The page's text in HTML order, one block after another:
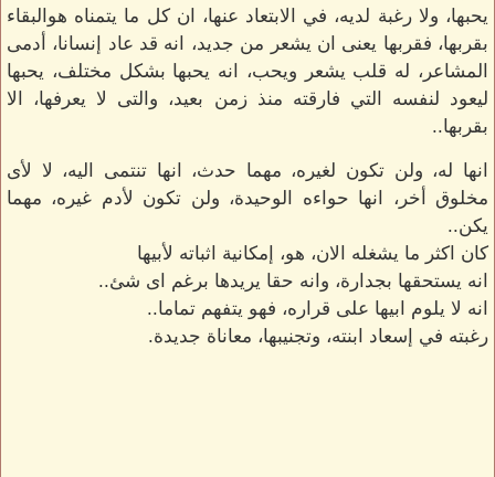
يحبها، ولا رغبة لديه، في الابتعاد عنها، ان كل ما يتمناه هوالبقاء
بقربها، فقربها يعنى ان يشعر من جديد، انه قد عاد إنسانا، أدمى
المشاعر، له قلب يشعر ويحب، انه يحبها بشكل مختلف، يحبها
ليعود لنفسه التي فارقته منذ زمن بعيد، والتى لا يعرفها، الا
بقربها..
انها له، ولن تكون لغيره، مهما حدث، انها تنتمى اليه، لا لأى
مخلوق أخر، انها حواءه الوحيدة، ولن تكون لأدم غيره، مهما
يكن..
كان اكثر ما يشغله الان، هو، إمكانية اثباته لأبيها
انه يستحقها بجدارة، وانه حقا يريدها برغم اى شئ..
انه لا يلوم ابيها على قراره، فهو يتفهم تماما..
رغبته في إسعاد ابنته، وتجنيبها، معاناة جديدة.